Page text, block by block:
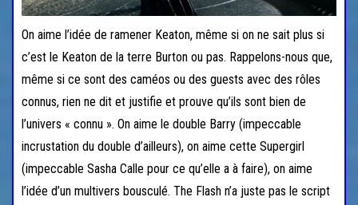
On aime l’idée de ramener Keaton, même si on ne sait plus si
c’est le Keaton de la terre Burton ou pas. Rappelons-nous que,
même si ce sont des caméos ou des guests avec des rôles
connus, rien ne dit et justifie et prouve qu’ils sont bien de
l’univers « connu ». On aime le double Barry (impeccable
incrustation du double d’ailleurs), on aime cette Supergirl
(impeccable Sasha Calle pour ce qu’elle a à faire), on aime
l’idée d’un multivers bousculé. The Flash n’a juste pas le script